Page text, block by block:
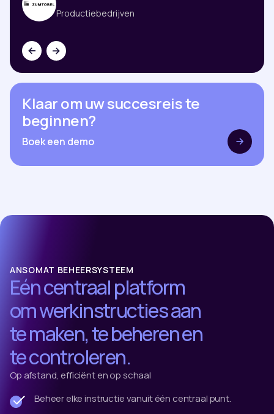
Productiebedrijven
Klaar om uw succesreis te
beginnen?
Boek een demo
ANSOMAT BEHEERSYSTEEM
Eén centraal platform
om werkinstructies aan
te maken, te beheren en
te controleren.
Op afstand, efficiënt en op schaal
Beheer elke instructie vanuit één centraal punt.